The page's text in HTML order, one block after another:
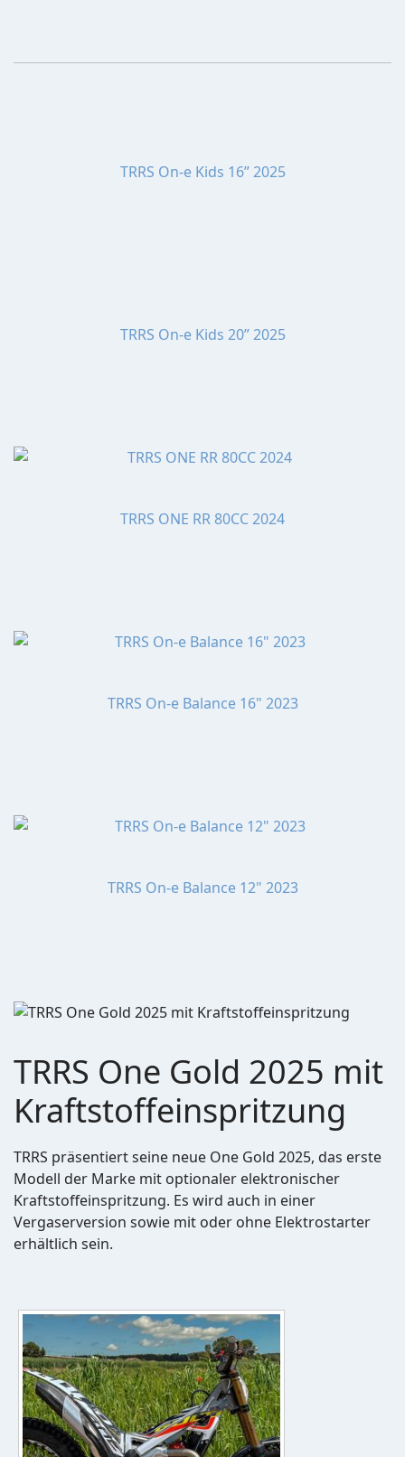
TRRS On-e Kids 16” 2025
TRRS On-e Kids 20” 2025
TRRS ONE RR 80CC 2024
TRRS On-e Balance 16" 2023
TRRS On-e Balance 12" 2023
TRRS One Gold 2025 mit
Kraftstoffeinspritzung
TRRS präsentiert seine neue One Gold 2025, das erste
Modell der Marke mit optionaler elektronischer
Kraftstoffeinspritzung. Es wird auch in einer
Vergaserversion sowie mit oder ohne Elektrostarter
erhältlich sein.